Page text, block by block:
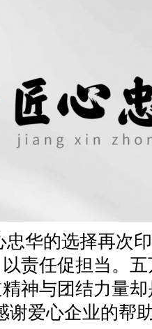
华的选择再次
责任促担当。五
神与团结力量
谢爱心企业的帮